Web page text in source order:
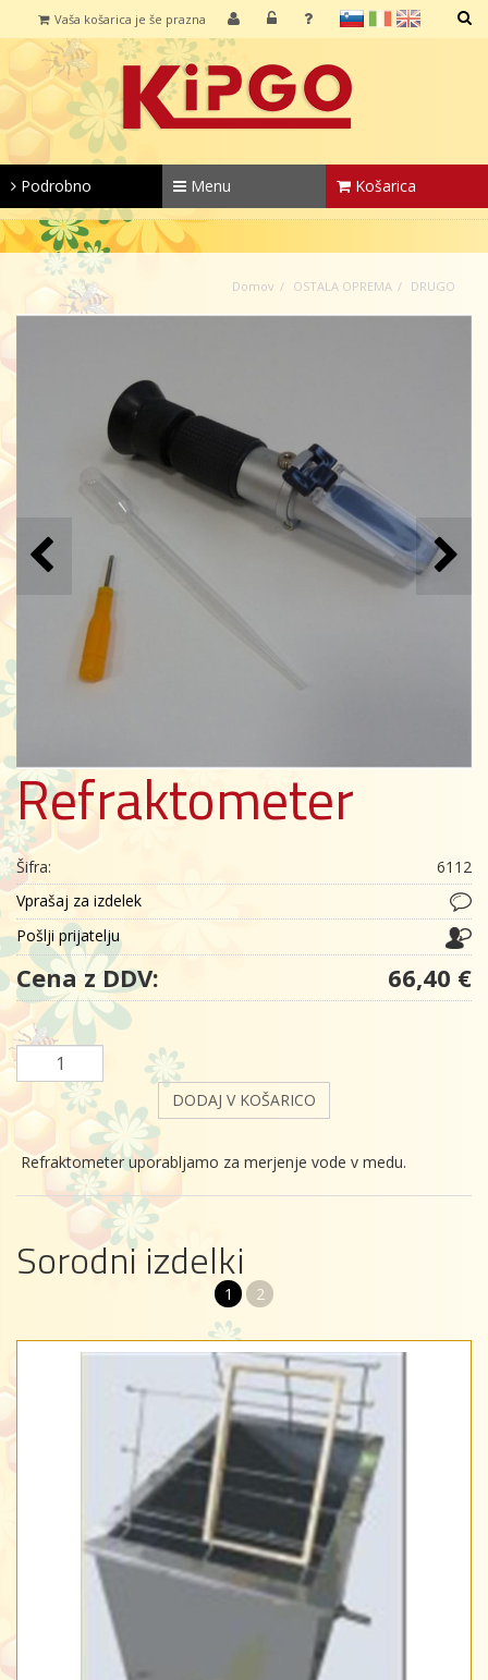
IŠČI
sl it
Vaša košarica je še prazna
Podrobno Menu Košarica
Domov OSTALA OPREMA DRUGO
Refraktometer
Šifra:
6112
Vprašaj za izdelek
Pošlji prijatelju
Cena z DDV: 66,40 €
DODAJ V KOŠARICO
Refraktometer uporabljamo za merjenje vode v medu.
Sorodni izdelki
1 2